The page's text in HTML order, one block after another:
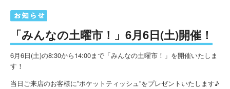
「みんなの土曜市！」6月6日(土)開催！
6月6日(土)の8:30から14:00まで「みんなの土曜市！」を開催いたしま
す！
当日ご来店のお客様に”ポケットティッシュ”をプレゼントいたします♪